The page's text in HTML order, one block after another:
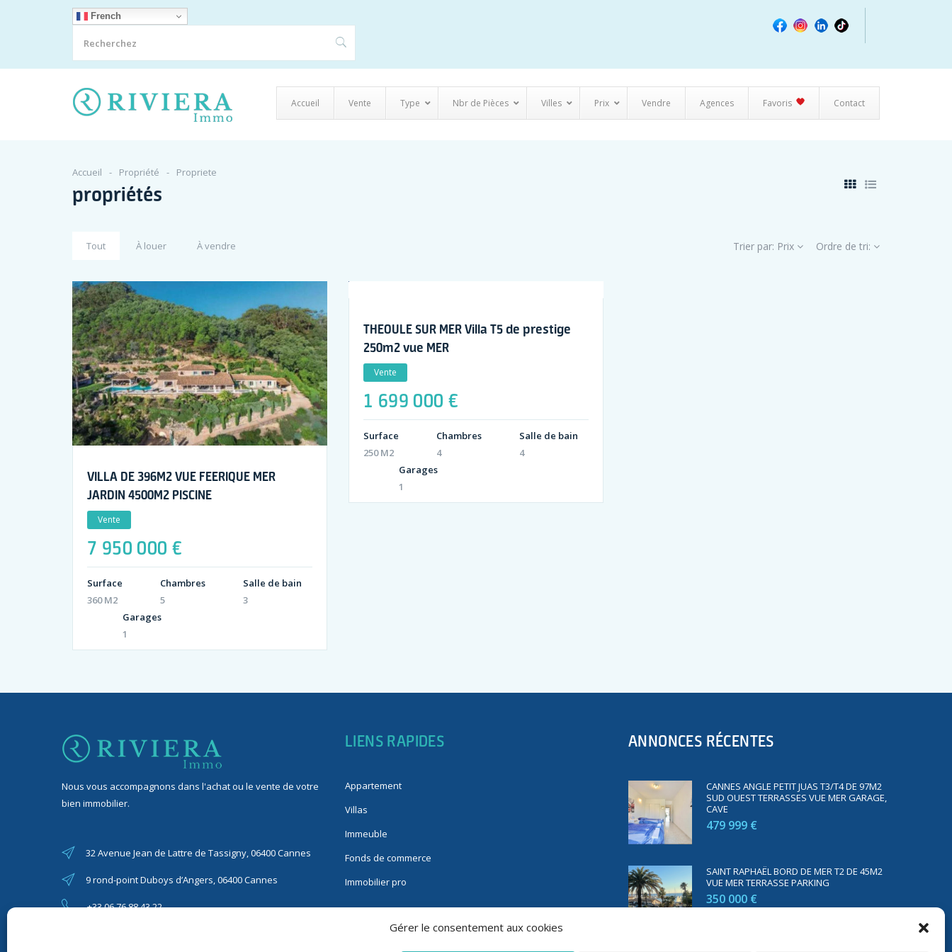
Gérer le consentement aux cookies
French
Accueil Vente Type Nbr de Pièces Villes Prix Vendre Agences Favoris Contact
Accueil Propriété Propriete
propriétés
Tout À louer À vendre Trier par: Prix Ordre de tri:
VILLA DE 396M2 VUE FEERIQUE MER
JARDIN 4500M2 PISCINE
Vente
7 950 000 €
Surface
360 M2
Chambres
5
Salle de bain
3
Garages
1
THEOULE SUR MER Villa T5 de prestige
250m2 vue MER
Vente
1 699 000 €
Surface
250 M2
Chambres
4
Salle de bain
4
Garages
1
Nous vous accompagnons dans l'achat ou le vente de votre
bien immobilier.
32 Avenue Jean de Lattre de Tassigny, 06400 Cannes
9 rond-point Duboys d’Angers, 06400 Cannes
+33 06 76 88 43 22
LIENS RAPIDES
Appartement
Villas
Immeuble
Fonds de commerce
Immobilier pro
ANNONCES RÉCENTES
CANNES ANGLE PETIT JUAS T3/T4 DE 97M2
SUD OUEST TERRASSES VUE MER GARAGE,
CAVE
479 999 €
SAINT RAPHAËL BORD DE MER T2 DE 45M2
VUE MER TERRASSE PARKING
350 000 €